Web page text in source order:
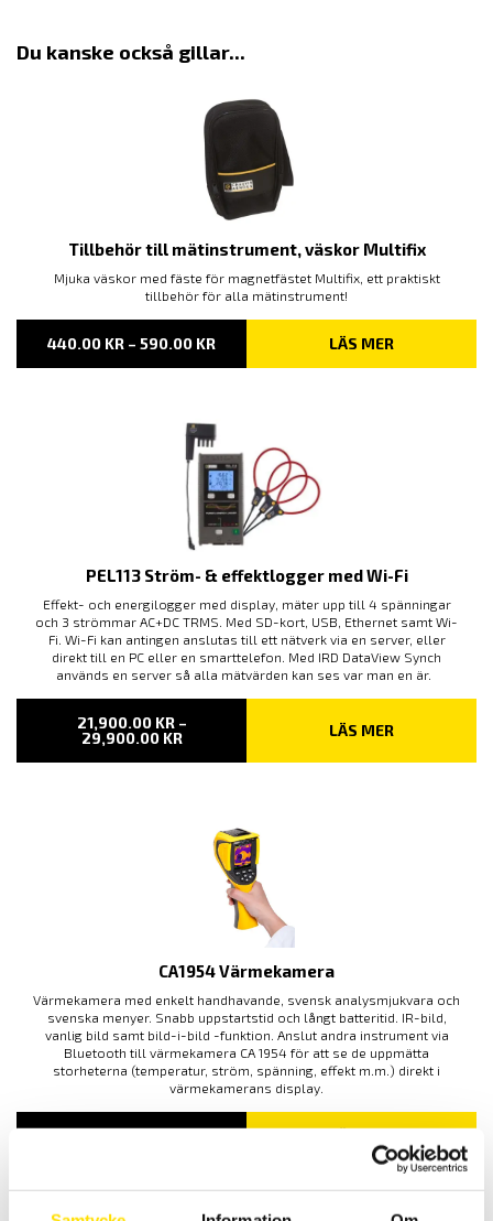
Du kanske också gillar...
Tillbehör till mätinstrument, väskor Multifix
Mjuka väskor med fäste för magnetfästet Multifix, ett praktiskt
tillbehör för alla mätinstrument!
440.00 KR – 590.00 KRPRISINTERVALL:
TILL
LÄS MER
PEL113 Ström- & effektlogger med Wi-Fi
Effekt- och energilogger med display, mäter upp till 4 spänningar
och 3 strömmar AC+DC TRMS. Med SD-kort, USB, Ethernet samt Wi-
Fi. Wi-Fi kan antingen anslutas till ett nätverk via en server, eller
direkt till en PC eller en smarttelefon. Med IRD DataView Synch
används en server så alla mätvärden kan ses var man en är.
21,900.00 KR –
29,900.00 KRPRISINTERVALL:
TILL
LÄS MER
CA1954 Värmekamera
Värmekamera med enkelt handhavande, svensk analysmjukvara och
svenska menyer. Snabb uppstartstid och långt batteritid. IR-bild,
vanlig bild samt bild-i-bild -funktion. Anslut andra instrument via
Bluetooth till värmekamera CA 1954 för att se de uppmätta
storheterna (temperatur, ström, spänning, effekt m.m.) direkt i
värmekamerans display.